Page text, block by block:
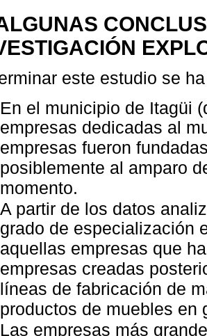
este estudio se
En el municipio de Itagüi
empresas dedicadas al
empresas fueron
posiblemente al amparo
momento.
A partir de los datos
grado de especialización
aquellas empresas que
empresas creadas
líneas de fabricación de
productos de muebles en
Las empresas más